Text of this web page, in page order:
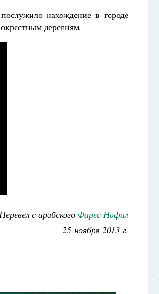
нахождение в городе
деревням.
Перевел с арабского Фарес Нофал
25 ноября 2013 г.